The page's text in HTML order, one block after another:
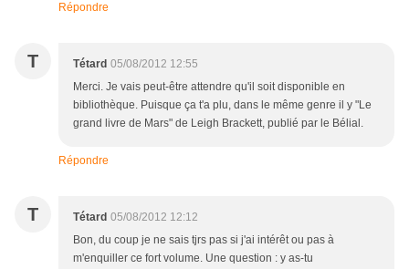
Répondre
T Tétard 05/08/2012 12:55
Merci. Je vais peut-être attendre qu'il soit disponible en
bibliothèque. Puisque ça t'a plu, dans le même genre il y "Le
grand livre de Mars" de Leigh Brackett, publié par le Bélial.
Répondre
T Tétard 05/08/2012 12:12
Bon, du coup je ne sais tjrs pas si j'ai intérêt ou pas à
m'enquiller ce fort volume. Une question : y as-tu